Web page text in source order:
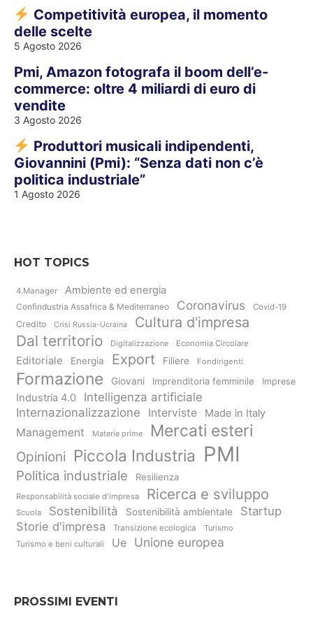
Competitività europea, il momento
delle scelte
5 Agosto 2026
Pmi, Amazon fotografa il boom dell’e-
commerce: oltre 4 miliardi di euro di
vendite
3 Agosto 2026
Produttori musicali indipendenti,
Giovannini (Pmi): “Senza dati non c’è
politica industriale”
1 Agosto 2026
HOT TOPICS
4.Manager Ambiente ed energia
Confindustria Assafrica & Mediterraneo Coronavirus Covid-19
Credito Crisi Russia-Ucraina Cultura d'impresa
Dal territorio Digitalizzazione Economia Circolare
Editoriale Energia Export Filiere Fondirigenti
Formazione Giovani Imprenditoria femminile Imprese
Industria 4.0
Intelligenza artificiale
Internazionalizzazione
Interviste Made in Italy
Management Materie prime Mercati esteri
Opinioni Piccola Industria PMI
Politica industriale Resilienza
Responsabilità sociale d'impresa Ricerca e sviluppo
Scuola Sostenibilità Sostenibilità ambientale
Startup
Storie d'impresa
Transizione ecologica
Turismo
Turismo e beni culturali
Ue Unione europea
PROSSIMI EVENTI